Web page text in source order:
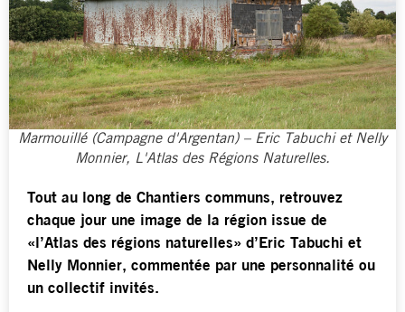
Marmouillé (Campagne d'Argentan) – Eric Tabuchi et Nelly
Monnier, L'Atlas des Régions Naturelles.
Tout au long de Chantiers communs, retrouvez
chaque jour une image de la région issue de
«l’Atlas des régions naturelles» d’Eric Tabuchi et
Nelly Monnier, commentée par une personnalité ou
un collectif invités.